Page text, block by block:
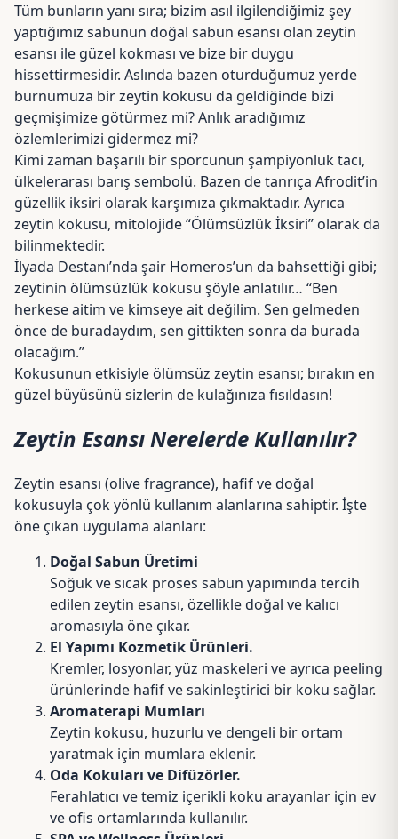
Tüm bunların yanı sıra; bizim asıl ilgilendiğimiz şey
yaptığımız sabunun doğal sabun esansı olan zeytin
esansı ile güzel kokması ve bize bir duygu
hissettirmesidir. Aslında bazen oturduğumuz yerde
burnumuza bir zeytin kokusu da geldiğinde bizi
geçmişimize götürmez mi? Anlık aradığımız
özlemlerimizi gidermez mi?
Kimi zaman başarılı bir sporcunun şampiyonluk tacı,
ülkelerarası barış sembolü. Bazen de tanrıça Afrodit’in
güzellik iksiri olarak karşımıza çıkmaktadır. Ayrıca
zeytin kokusu, mitolojide “Ölümsüzlük İksiri” olarak da
bilinmektedir.
İlyada Destanı’nda şair Homeros’un da bahsettiği gibi;
zeytinin ölümsüzlük kokusu şöyle anlatılır… “Ben
herkese aitim ve kimseye ait değilim. Sen gelmeden
önce de buradaydım, sen gittikten sonra da burada
olacağım.”
Kokusunun etkisiyle ölümsüz zeytin esansı; bırakın en
güzel büyüsünü sizlerin de kulağınıza fısıldasın!
Zeytin Esansı Nerelerde Kullanılır?
Zeytin esansı (olive fragrance), hafif ve doğal
kokusuyla çok yönlü kullanım alanlarına sahiptir. İşte
öne çıkan uygulama alanları:
Doğal Sabun Üretimi
Soğuk ve sıcak proses sabun yapımında tercih
edilen zeytin esansı, özellikle doğal ve kalıcı
aromasıyla öne çıkar.
El Yapımı Kozmetik Ürünleri.
Kremler, losyonlar, yüz maskeleri ve ayrıca peeling
ürünlerinde hafif ve sakinleştirici bir koku sağlar.
Aromaterapi Mumları
Zeytin kokusu, huzurlu ve dengeli bir ortam
yaratmak için mumlara eklenir.
Oda Kokuları ve Difüzörler.
Ferahlatıcı ve temiz içerikli koku arayanlar için ev
ve ofis ortamlarında kullanılır.